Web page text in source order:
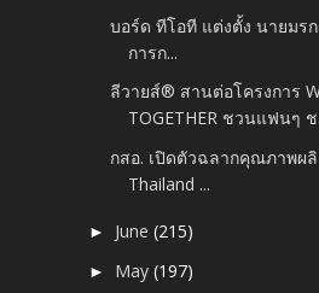
บอร์ด ทีโอที แต่งตั้ง นายมร
การก...
ลีวายส์® สานต่อโครงการ
TOGETHER ชวนแฟนๆ ช
กสอ. เปิดตัวฉลากคุณภาพผ
Thailand ...
► June(215)
► May(197)